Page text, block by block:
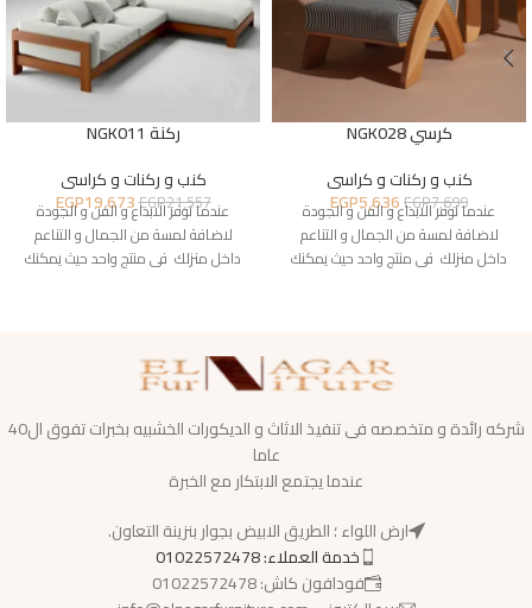
كرسي NGK028
كنب و ركنات و كراسى
EGP7,699
EGP5,636
عندما نوفر الابداع و الفن و الجودة
لاضافة لمسة من الجمال و التناعم
داخل منزلك فى منتج واحد حيث يمكنك
ركنة NGK011
كنب و ركنات و كراسى
EGP21,557
EGP19,673
عندما نوفر الابداع و الفن و الجودة
لاضافة لمسة من الجمال و التناعم
داخل منزلك فى منتج واحد حيث يمكنك
شركه رائدة و متخصصه فى تنفيذ الاثاث و الديكورات الخشبيه بخبرات تفوق ال40
عاما
عندما يجتمع الابتكار مع الخبرة
ارض اللواء ؛ الطريق الابيض بجوار بنزينة التعاون.
خدمة العملاء: 01022572478
فودافون كاش: 01022572478